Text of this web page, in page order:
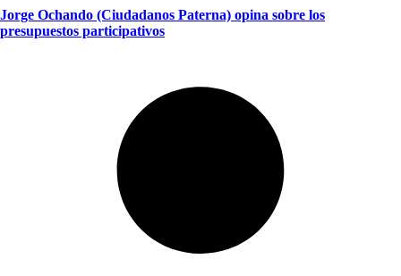
Jorge Ochando (Ciudadanos Paterna) opina sobre los
presupuestos participativos